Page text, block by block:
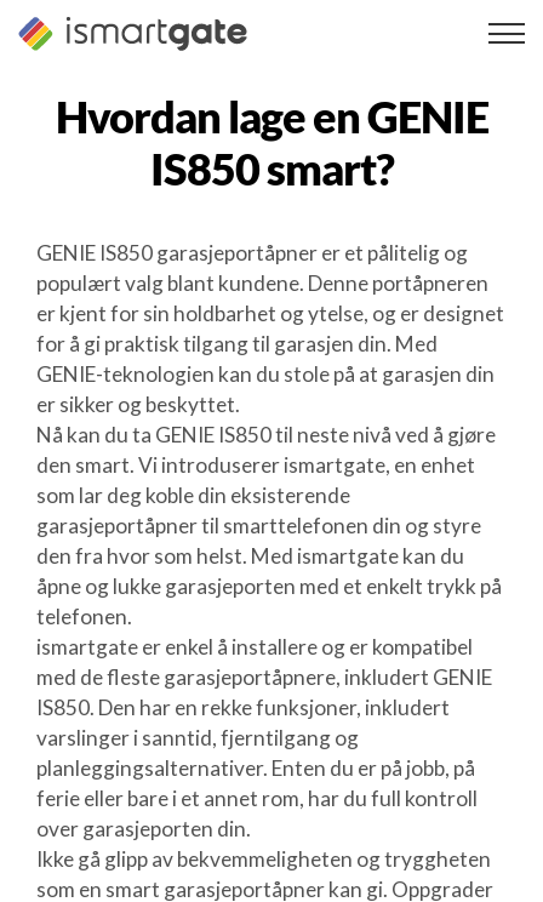
Hopp
Hvordan lage enGENIE
IS850smart?
GENIE IS850 garasjeportåpner er et pålitelig og
populært valg blant kundene. Denne portåpneren
er kjent for sin holdbarhet og ytelse, og er designet
for å gi praktisk tilgang til garasjen din. Med
GENIE-teknologien kan du stole på at garasjen din
er sikker og beskyttet.
Nå kan du ta GENIE IS850 til neste nivå ved å gjøre
den smart. Vi introduserer ismartgate, en enhet
som lar deg koble din eksisterende
garasjeportåpner til smarttelefonen din og styre
den fra hvor som helst. Med ismartgate kan du
åpne og lukke garasjeporten med et enkelt trykk på
telefonen.
ismartgate er enkel å installere og er kompatibel
med de fleste garasjeportåpnere, inkludert GENIE
IS850. Den har en rekke funksjoner, inkludert
varslinger i sanntid, fjerntilgang og
planleggingsalternativer. Enten du er på jobb, på
ferie eller bare i et annet rom, har du full kontroll
over garasjeporten din.
Ikke gå glipp av bekvemmeligheten og tryggheten
som en smart garasjeportåpner kan gi. Oppgrader